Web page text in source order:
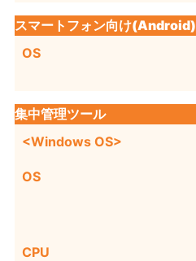
スマートフォン向け(Android)
OS
集中管理ツール
<Windows OS>
OS
CPU